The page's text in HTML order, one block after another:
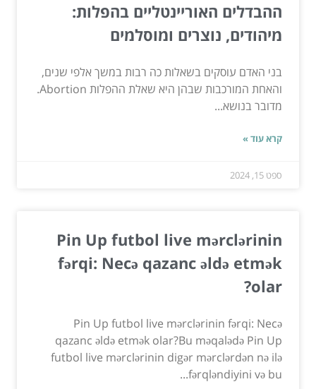
ההבדלים האוריינטליים בהפלות:
מיהודים, נוצרים ומוסלמים
בני האדם עוסקים בשאלות כה רבות במשך אלפי שנים,
והאחת המורכבות שבהן היא שאלת ההפלות Abortion.
מדובר בנושא...
קרא עוד »
ספט 15, 2024
Pin Up futbol live mərclərinin
fərqi: Necə qazanc əldə etmək
olar?
Pin Up futbol live mərclərinin fərqi: Necə
qazanc əldə etmək olar?Bu məqalədə Pin Up
futbol live mərclərinin digər mərclərdən nə ilə
fərqləndiyini və bu...